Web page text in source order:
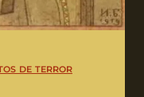
de terror